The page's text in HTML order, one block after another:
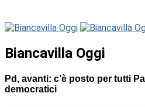
Biancavilla Oggi
Pd, avanti: c’è posto per tutti
democratici